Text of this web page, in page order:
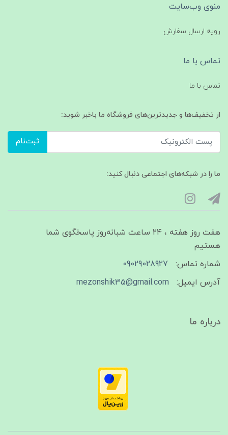
منوی وب‌سایت
رویه ارسال سفارش
تماس با ما
تماس با ما
از تخفیف‌ها و جدیدترین‌های فروشگاه ما باخبر شوید:
ثبت‌نام
ما را در شبکه‌های اجتماعی دنبال کنید:
هفت روز هفته ، ۲۴ ساعت شبانه‌روز پاسخگوی شما
هستیم
شماره تماس:
09029028927
آدرس ایمیل:
mezonshik35@gmail.com
درباره ما